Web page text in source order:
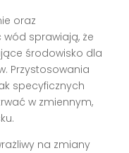
oraz
sprawiają, że
środowisko dla
Przystosowania
specyficznych
w zmiennym,
na zmiany